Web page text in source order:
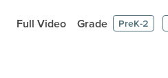
Full Video Grade PreK-2